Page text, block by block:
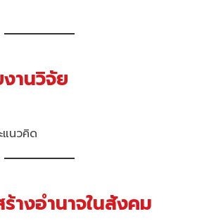
านวิจัย
แนวคิด
ร้างอำนาจในสังคม